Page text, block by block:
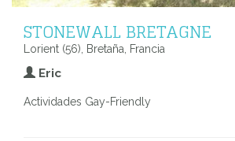
STONEWALL BRETAGNE
Lorient (56), Bretaña, Francia
Eric
Actividades Gay-Friendly